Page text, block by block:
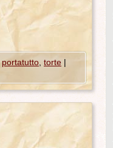
,portatutto torte |